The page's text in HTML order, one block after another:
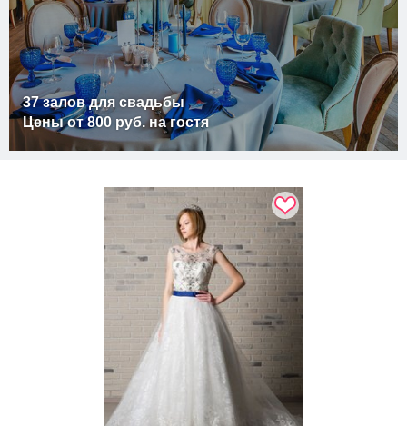
37 залов для свадьбы
Цены от 800 руб. на гостя